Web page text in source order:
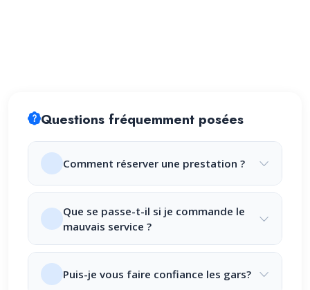
Questions fréquemment posées
Comment réserver une prestation ?
Que se passe-t-il si je commande le
mauvais service ?
Puis-je vous faire confiance les gars?